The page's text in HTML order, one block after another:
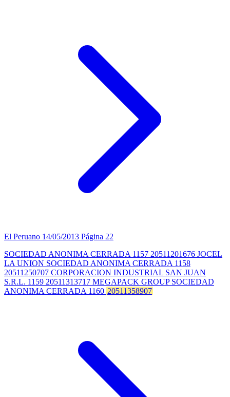
El Peruano 14/05/2013 Página 22
SOCIEDAD ANONIMA CERRADA 1157 20511201676 JOCEL
LA UNION SOCIEDAD ANONIMA CERRADA 1158
20511250707 CORPORACION INDUSTRIAL SAN JUAN
S.R.L. 1159 20511313717 MEGAPACK GROUP SOCIEDAD
ANONIMA CERRADA 1160 20511358907